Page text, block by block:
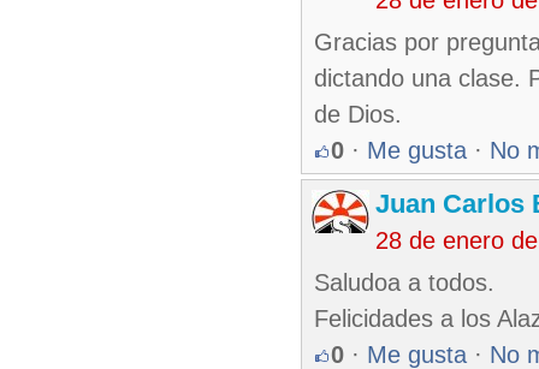
Gracias por
dictando una clase.
de Dios.
0 · Me gusta · No
Juan Carlos
28 de enero
Saludoa a todos.
Felicidades a los
0 · Me gusta · No